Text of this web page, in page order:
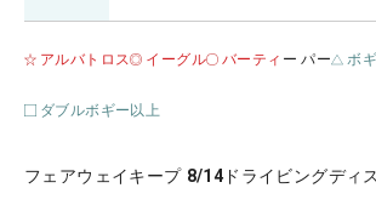
アルバトロス イーグル バーティ ー パー ボ
ダブルボギー以上
フェアウェイキープ 8/14 ドライビングディ